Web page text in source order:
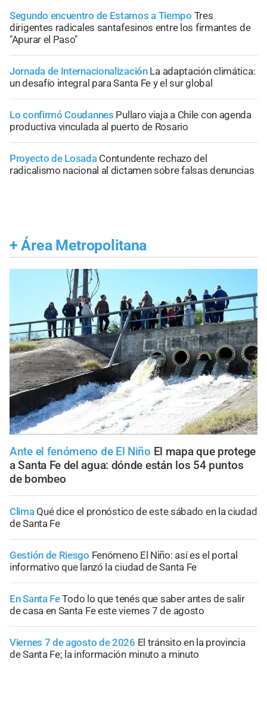
Segundo encuentro de Estamos a Tiempo Tres
dirigentes radicales santafesinos entre los firmantes de
"Apurar el Paso"
Jornada de Internacionalización La adaptación climática:
un desafío integral para Santa Fe y el sur global
Lo confirmó Coudannes Pullaro viaja a Chile con agenda
productiva vinculada al puerto de Rosario
Proyecto de Losada Contundente rechazo del
radicalismo nacional al dictamen sobre falsas denuncias
+ Área Metropolitana
Ante el fenómeno de El Niño El mapa que protege
a Santa Fe del agua: dónde están los 54 puntos
de bombeo
Clima Qué dice el pronóstico de este sábado en la ciudad
de Santa Fe
Gestión de Riesgo Fenómeno El Niño: así es el portal
informativo que lanzó la ciudad de Santa Fe
En Santa FeTodo lo que tenés que saber antes de salir
de casa en Santa Fe este viernes 7 de agosto
Viernes 7 de agosto de 2026 El tránsito en la provincia
de Santa Fe; la información minuto a minuto